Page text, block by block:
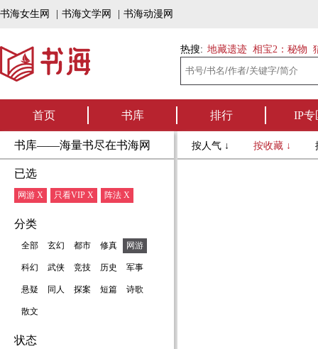
书海女生网 书海文学网 书海动漫网
热搜: 地藏遗迹 相宝2：秘物
首页 书库 排行 IP专
书库——海量书尽在书海网
已选
网游 X 只看VIP X 阵法 X
分类
全部 玄幻 都市 修真 网游
科幻 武侠 竞技 历史 军事
悬疑 同人 探案 短篇 诗歌
散文
状态
按人气 ↓ 按收藏 ↓